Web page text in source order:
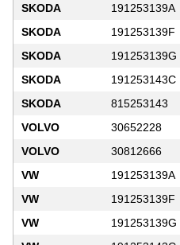
SKODA
191253139A
SKODA
191253139F
SKODA
191253139G
SKODA
191253143C
SKODA
815253143
VOLVO
30652228
VOLVO
30812666
VW
191253139A
VW
191253139F
VW
191253139G